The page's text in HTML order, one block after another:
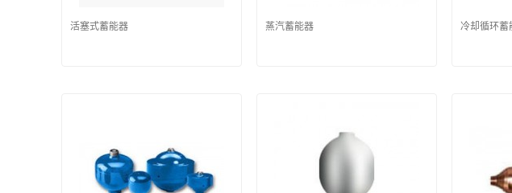
活塞式蓄能器 蒸汽蓄能器 冷却循环蓄